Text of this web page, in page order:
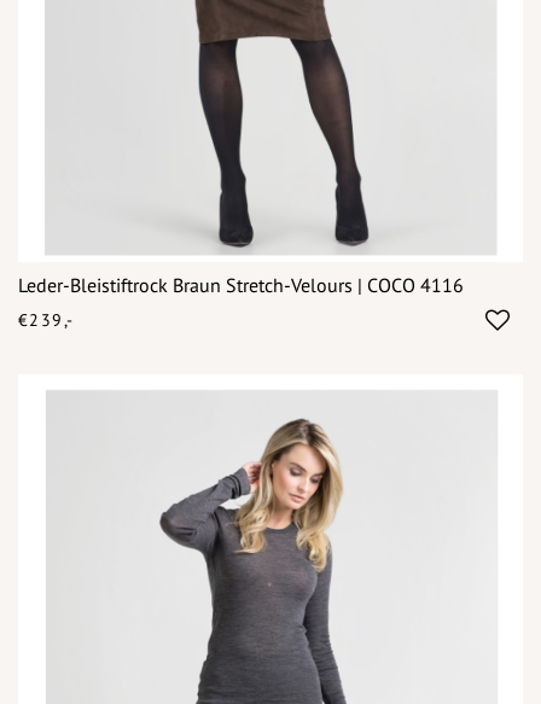
Leder-Bleistiftrock Braun Stretch-Velours | COCO 4116
€239,-